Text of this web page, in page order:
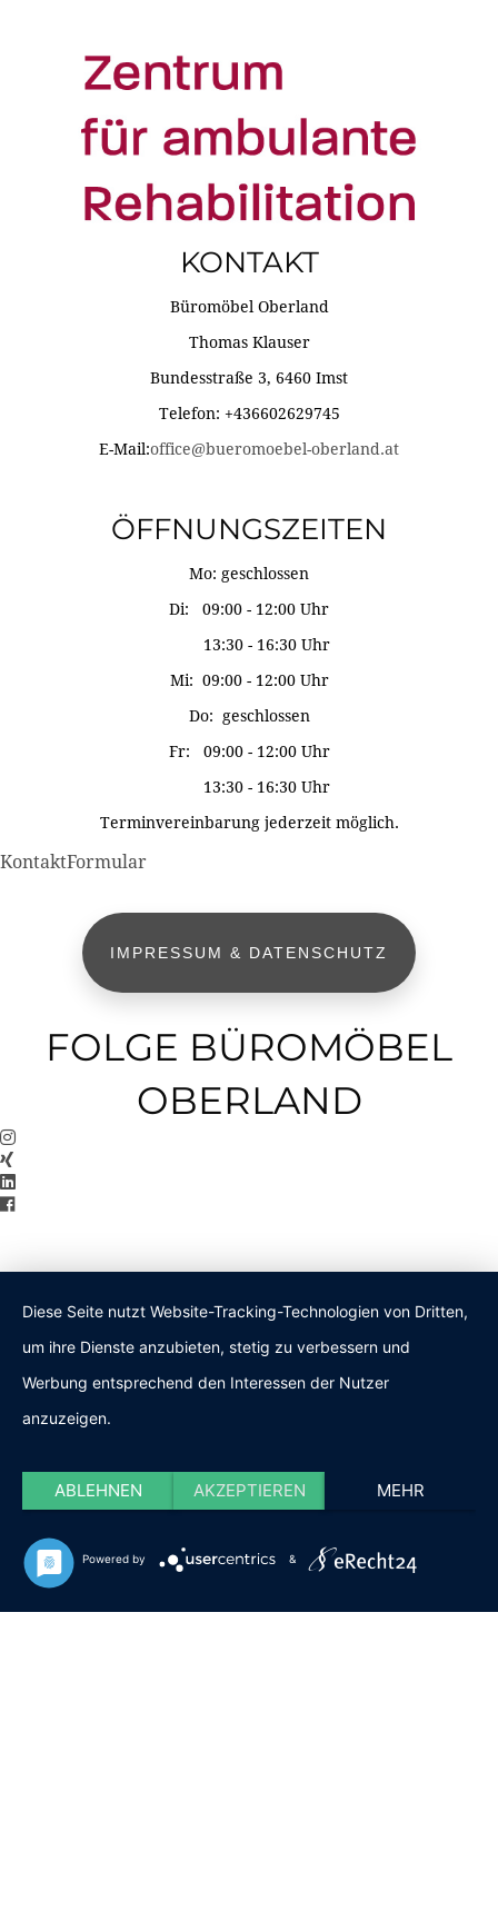
KONTAKT
Büromöbel Oberland
Thomas Klauser
Bundesstraße 3, 6460 Imst
Telefon: +436602629745
E-Mail:office@bueromoebel-oberland.at
ÖFFNUNGSZEITEN
Mo: geschlossen
Di: 09:00 - 12:00 Uhr
13:30 - 16:30 Uhr
Mi: 09:00 - 12:00 Uhr
Do: geschlossen
Fr: 09:00 - 12:00 Uhr
13:30 - 16:30 Uhr
Terminvereinbarung jederzeit möglich.
KontaktFormular
IMPRESSUM & DATENSCHUTZ
FOLGE BÜROMÖBEL
OBERLAND
Diese Seite nutzt Website-Tracking-Technologien von Dritten,
um ihre Dienste anzubieten, stetig zu verbessern und
Werbung entsprechend den Interessen der Nutzer
anzuzeigen.
ABLEHNEN AKZEPTIEREN MEHR
Powered by &